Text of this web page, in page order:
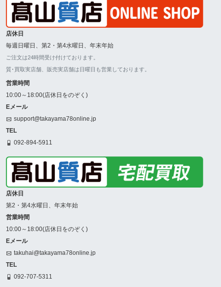
店休日
毎週日曜日、第2・第4水曜日、年末年始
ご注文は24時間受け付けております。
質･買取実店舗、販売実店舗は日曜日も営業しております。
営業時間
10:00～18:00(店休日をのぞく)
Eメール
support@takayama78online.jp
TEL
092-894-5911
店休日
第2・第4水曜日、年末年始
営業時間
10:00～18:00(店休日をのぞく)
Eメール
takuhai@takayama78online.jp
TEL
092-707-5311